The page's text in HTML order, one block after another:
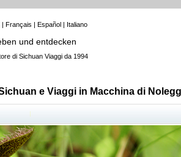
|Français |Español | Italiano
und entdecken
di Sichuan Viaggi da 1994
e Viaggi in Macchina di